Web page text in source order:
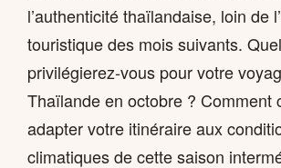
l’authenticité thaïlandaise, loin de
touristique des mois suivants.
privilégierez-vous pour votre
Thaïlande en octobre ? Comment
adapter votre itinéraire aux
climatiques de cette saison